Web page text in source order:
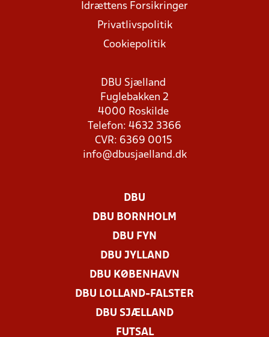
Idrættens Forsikringer
Privatlivspolitik
Cookiepolitik
DBU Sjælland
Fuglebakken 2
4000 Roskilde
Telefon: 4632 3366
CVR: 6369 0015
info@dbusjaelland.dk
DBU
DBU BORNHOLM
DBU FYN
DBU JYLLAND
DBU KØBENHAVN
DBU LOLLAND-FALSTER
DBU SJÆLLAND
FUTSAL